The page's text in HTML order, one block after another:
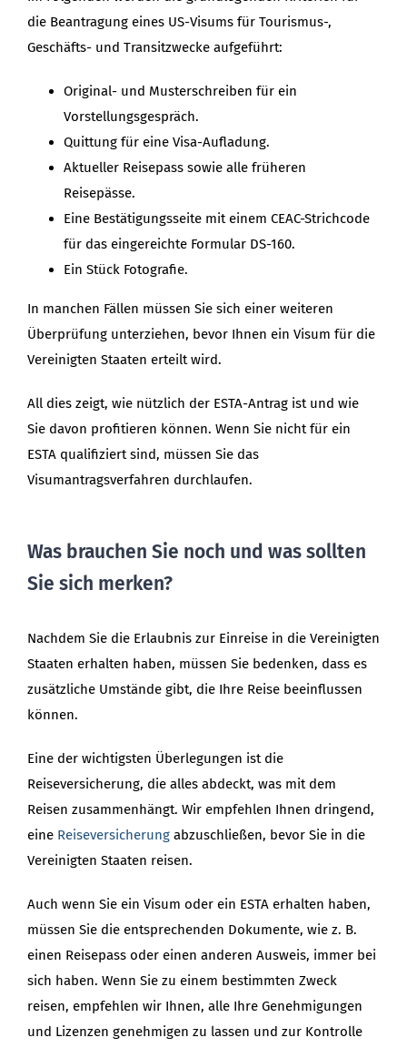
die Beantragung eines US-Visums für Tourismus-,
Geschäfts- und Transitzwecke aufgeführt:
Original- und Musterschreiben für ein
Vorstellungsgespräch.
Quittung für eine Visa-Aufladung.
Aktueller Reisepass sowie alle früheren
Reisepässe.
Eine Bestätigungsseite mit einem CEAC-Strichcode
für das eingereichte Formular DS-160.
Ein Stück Fotografie.
In manchen Fällen müssen Sie sich einer weiteren
Überprüfung unterziehen, bevor Ihnen ein Visum für die
Vereinigten Staaten erteilt wird.
All dies zeigt, wie nützlich der ESTA-Antrag ist und wie
Sie davon profitieren können. Wenn Sie nicht für ein
ESTA qualifiziert sind, müssen Sie das
Visumantragsverfahren durchlaufen.
Was brauchen Sie noch und was sollten
Sie sich merken?
Nachdem Sie die Erlaubnis zur Einreise in die Vereinigten
Staaten erhalten haben, müssen Sie bedenken, dass es
zusätzliche Umstände gibt, die Ihre Reise beeinflussen
können.
Eine der wichtigsten Überlegungen ist die
Reiseversicherung, die alles abdeckt, was mit dem
Reisen zusammenhängt. Wir empfehlen Ihnen dringend,
eine Reiseversicherungabzuschließen, bevor Sie in die
Vereinigten Staaten reisen.
Auch wenn Sie ein Visum oder ein ESTA erhalten haben,
müssen Sie die entsprechenden Dokumente, wie z. B.
einen Reisepass oder einen anderen Ausweis, immer bei
sich haben. Wenn Sie zu einem bestimmten Zweck
reisen, empfehlen wir Ihnen, alle Ihre Genehmigungen
und Lizenzen genehmigen zu lassen und zur Kontrolle